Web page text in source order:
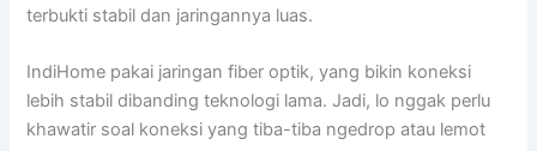
terbukti stabil dan jaringannya luas.
IndiHome pakai jaringan fiber optik, yang bikin koneksi
lebih stabil dibanding teknologi lama. Jadi, lo nggak perlu
khawatir soal koneksi yang tiba-tiba ngedrop atau lemot